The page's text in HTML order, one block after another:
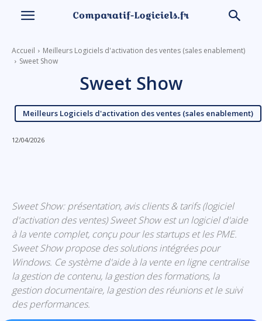
Accueil
Meilleurs Logiciels d'activation des ventes (sales enablement)
Sweet Show
Sweet Show
Meilleurs Logiciels d'activation des ventes (sales enablement)
12/04/2026
Sweet Show: présentation, avis clients & tarifs (logiciel
d'activation des ventes) Sweet Show est un logiciel d'aide
à la vente complet, conçu pour les startups et les PME.
Sweet Show propose des solutions intégrées pour
Windows. Ce système d'aide à la vente en ligne centralise
la gestion de contenu, la gestion des formations, la
gestion documentaire, la gestion des réunions et le suivi
des performances.